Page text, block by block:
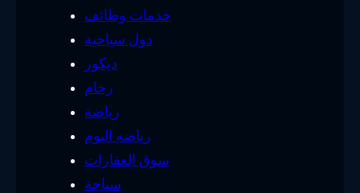
خدمات وظائف
دول سياحية
ديكور
رخام
رياضة
رياضه اليوم
سوق العقارات
سياحة